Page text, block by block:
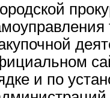
и по